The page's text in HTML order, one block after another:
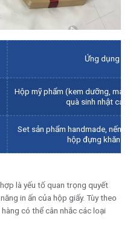
Ứng dụng
Hộp mỹ phẩm (kem dưỡng,
quà sinh nhật cá
Set sản phẩm handmade, nến
hộp đựng khăn
là yếu tố quan trọng quyết
in ấn của hộp giấy. Tùy theo
có thể cân nhắc các loại